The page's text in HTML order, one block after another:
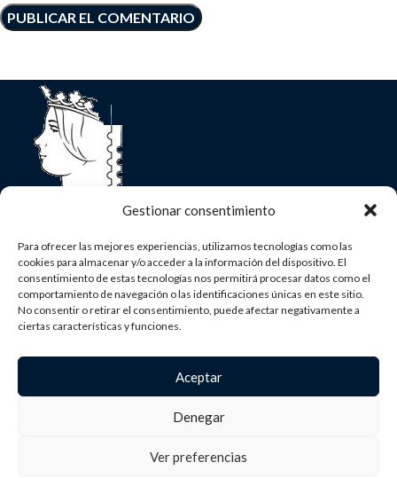
Gestionar consentimiento
Para ofrecer las mejores experiencias, utilizamos tecnologías como las
cookies para almacenar y/o acceder a la información del dispositivo. El
consentimiento de estas tecnologías nos permitirá procesar datos como el
comportamiento de navegación o las identificaciones únicas en este sitio.
No consentir o retirar el consentimiento, puede afectar negativamente a
ciertas características y funciones.
Aceptar
Denegar
Ver preferencias
Asociación Nacional de Filatelia
C/ Mayor, 18 - 2ºDcha 28013 - Madrid
(+34) 91 366 46 60
secretaria@anfil.org
«Financiado por la Unión Europea- NextGenerationEU»
MENU
2025 ® DISEÑADO PORBRANDMEDIA